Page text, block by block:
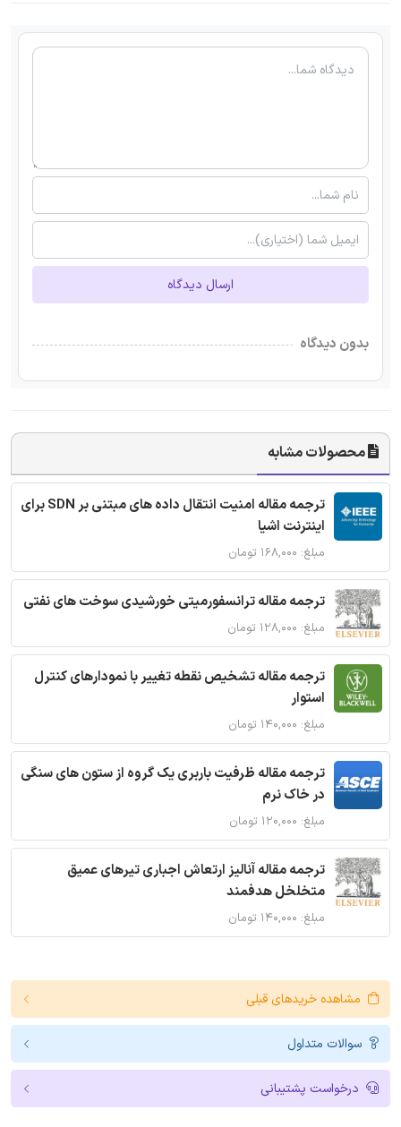
ارسال دیدگاه
بدون دیدگاه
محصولات مشابه
ترجمه مقاله امنیت انتقال داده های مبتنی بر SDN برای
اینترنت اشیا
مبلغ: ۱۶۸,۰۰۰ تومان
ترجمه مقاله ترانسفورمیتی خورشیدی سوخت های نفتی
مبلغ: ۱۲۸,۰۰۰ تومان
ترجمه مقاله تشخیص نقطه تغییر با نمودارهای کنترل
استوار
مبلغ: ۱۴۰,۰۰۰ تومان
ترجمه مقاله ظرفیت باربری یک گروه از ستون های سنگی
در خاک نرم
مبلغ: ۱۲۰,۰۰۰ تومان
ترجمه مقاله آنالیز ارتعاش اجباری تیرهای عمیق
متخلخل هدفمند
مبلغ: ۱۴۰,۰۰۰ تومان
مشاهده خریدهای قبلی
سوالات متداول
درخواست پشتیبانی